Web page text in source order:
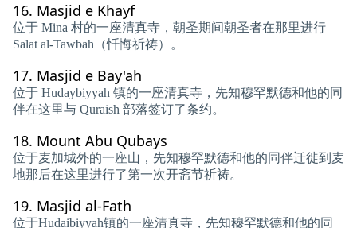
16. Masjid e Khayf
位于 Mina 村的一座清真寺，朝圣期间朝圣者在那里进行
Salat al-Tawbah（忏悔祈祷）。
17. Masjid e Bay'ah
位于 Hudaybiyyah 镇的一座清真寺，先知穆罕默德和他的同
伴在这里与 Quraish 部落签订了条约。
18. Mount Abu Qubays
位于麦加城外的一座山，先知穆罕默德和他的同伴迁徙到麦
地那后在这里进行了第一次开斋节祈祷。
19. Masjid al-Fath
位于Hudaibiyyah镇的一座清真寺，先知穆罕默德和他的同